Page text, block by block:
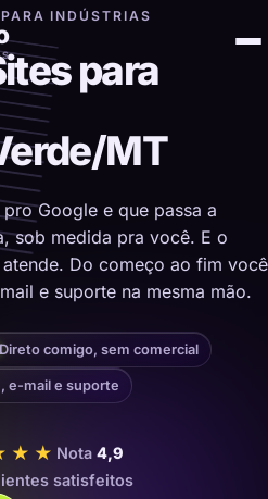
INDÚSTRIAS
para
MT
Google e que passa a
sob medida pra você. E o
Do começo ao fim você
e suporte na mesma mão.
comigo, sem comercial
e-mail e suporte
Nota 4,9
satisfeitos